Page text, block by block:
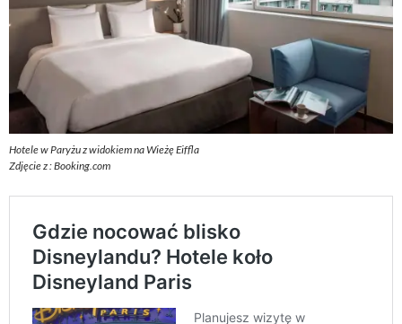
Hotele w Paryżu z widokiem na Wieżę Eiffla
Zdjęcie z : Booking.com